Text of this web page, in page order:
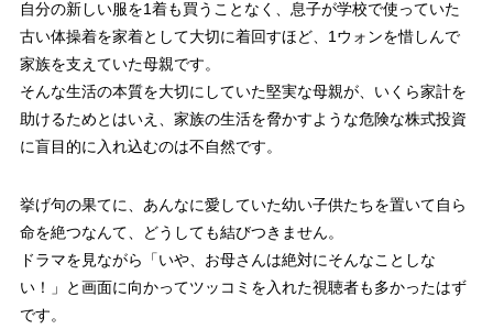
自分の新しい服を1着も買うことなく、息子が学校で使っていた
古い体操着を家着として大切に着回すほど、1ウォンを惜しんで
家族を支えていた母親です。
そんな生活の本質を大切にしていた堅実な母親が、いくら家計を
助けるためとはいえ、家族の生活を脅かすような危険な株式投資
に盲目的に入れ込むのは不自然です。
挙げ句の果てに、あんなに愛していた幼い子供たちを置いて自ら
命を絶つなんて、どうしても結びつきません。
ドラマを見ながら「いや、お母さんは絶対にそんなことしな
い！」と画面に向かってツッコミを入れた視聴者も多かったはず
です。